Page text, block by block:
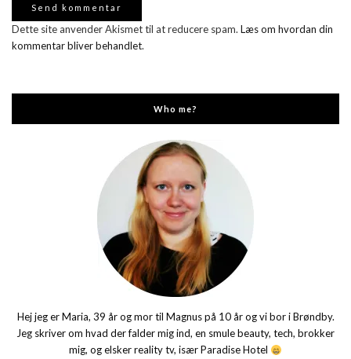
Dette site anvender Akismet til at reducere spam. Læs om hvordan din
kommentar bliver behandlet.
Who me?
Hej jeg er Maria, 39 år og mor til Magnus på 10 år og vi bor i Brøndby.
Jeg skriver om hvad der falder mig ind, en smule beauty, tech, brokker
mig, og elsker reality tv, især Paradise Hotel